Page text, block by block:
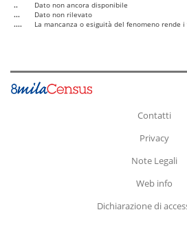
..
Dato non ancora disponibile
...
Dato non rilevato
....
La mancanza o esiguità del fenomeno rende
Contatti
Privacy
Note Legali
Web info
Dichiarazione di